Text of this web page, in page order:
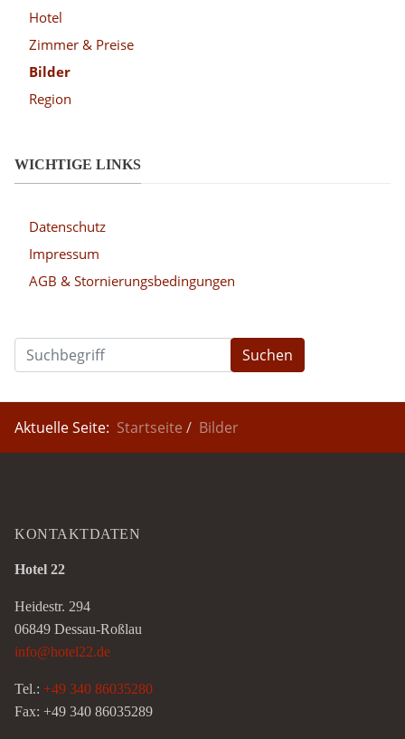
Hotel
Zimmer & Preise
Bilder
Region
WICHTIGE LINKS
Datenschutz
Impressum
AGB & Stornierungsbedingungen
Suchen
Aktuelle Seite: Startseite Bilder
KONTAKTDATEN
Hotel 22
Heidestr. 294
06849 Dessau-Roßlau
info@hotel22.de
Tel.: +49 340 86035280
Fax: +49 340 86035289